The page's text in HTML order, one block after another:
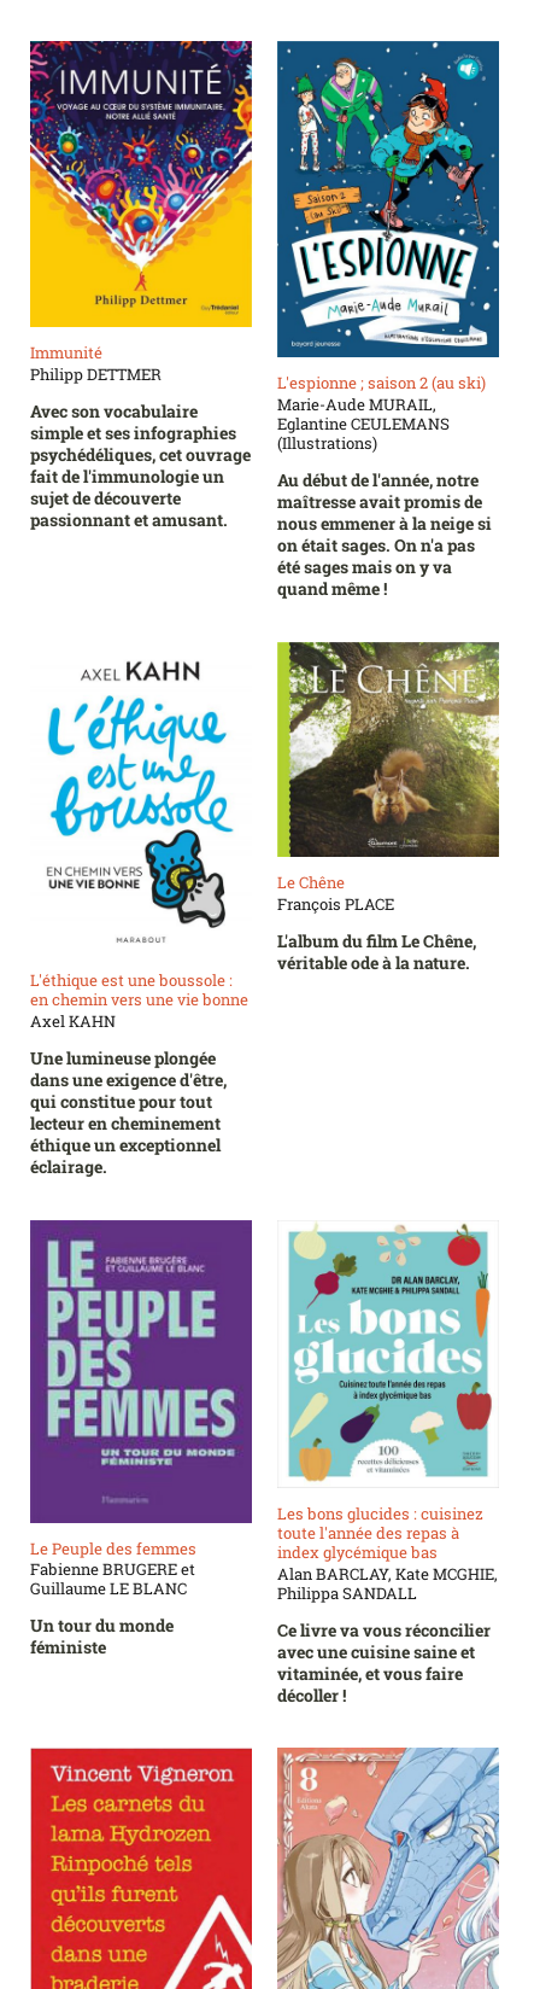
Immunité
Philipp DETTMER
Avec son vocabulaire
simple et ses infographies
psychédéliques, cet ouvrage
fait de l'immunologie un
sujet de découverte
passionnant et amusant.
L'espionne ; saison 2 (au ski)
Marie-Aude MURAIL,
Eglantine CEULEMANS
(Illustrations)
Au début de l'année, notre
maîtresse avait promis de
nous emmener à la neige si
on était sages. On n'a pas
été sages mais on y va
quand même !
L'éthique est une boussole :
en chemin vers une vie bonne
Axel KAHN
Une lumineuse plongée
dans une exigence d'être,
qui constitue pour tout
lecteur en cheminement
éthique un exceptionnel
éclairage.
Le Chêne
François PLACE
L'album du film Le Chêne,
véritable ode à la nature.
Le Peuple des femmes
Fabienne BRUGERE et
Guillaume LE BLANC
Un tour du monde
féministe
Les bons glucides : cuisinez
toute l'année des repas à
index glycémique bas
Alan BARCLAY, Kate MCGHIE,
Philippa SANDALL
Ce livre va vous réconcilier
avec une cuisine saine et
vitaminée, et vous faire
décoller !